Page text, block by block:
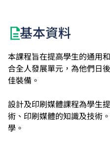
基本資料
本課程旨在提高學生的通用
合全人發展單元，為他們日
佳裝備。
設計及印刷媒體課程為學生
術、印刷媒體的知識及技術
學。